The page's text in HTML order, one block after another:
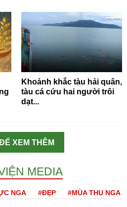
Khoảnh khắc tàu hải quân,
tàu cá cứu hai người trôi
dạt...
XEM THÊM
MEDIA
NGA #ĐẸP #MÙA THU NGA